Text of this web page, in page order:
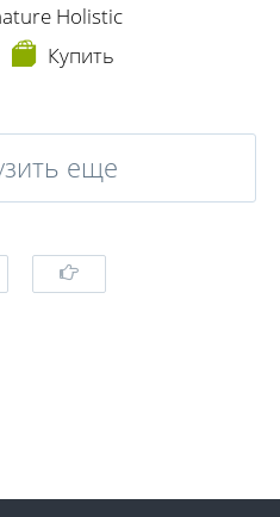
Holistic
Купить
еще